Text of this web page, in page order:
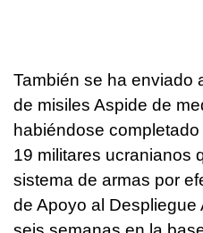
También se ha enviado
de misiles Aspide de
habiéndose
19 militares ucranianos
sistema de armas por
de Apoyo al Despliegue